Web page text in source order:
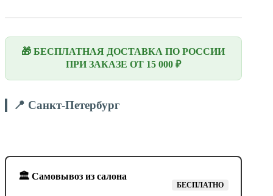
🎁 БЕСПЛАТНАЯ ДОСТАВКА ПО РОССИИ
ПРИ ЗАКАЗЕ ОТ 15 000 ₽
📍 Санкт-Петербург
🏛️ Самовывоз из салона
БЕСПЛАТНО